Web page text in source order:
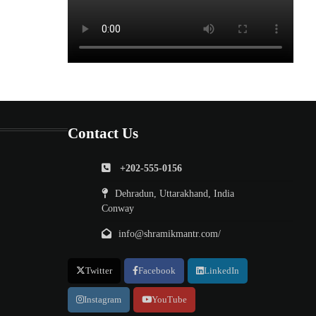
Contact Us
+202-555-0156
Dehradun, Uttarakhand, India
Conway
info@shramikmantr.com/
Twitter Facebook LinkedIn
Instagram YouTube